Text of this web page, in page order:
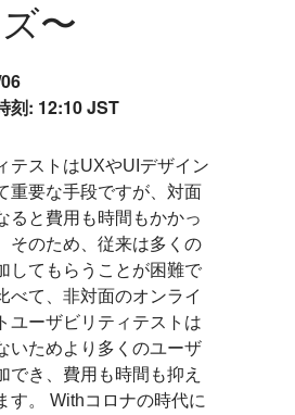
〜
刻: 12:10 JST
テストはUXやUIデザイン
重要な手段ですが、対面
ると費用も時間もかかっ
そのため、従来は多くの
してもらうことが困難で
べて、非対面のオンライ
ユーザビリティテストは
いためより多くのユーザ
でき、費用も時間も抑え
す。 Withコロナの時代に